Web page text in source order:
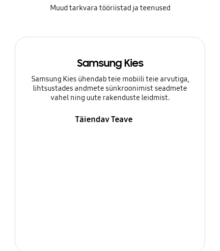
Muud tarkvara tööriistad ja teenused
Samsung Kies
Samsung Kies ühendab teie mobiili teie arvutiga,
lihtsustades andmete sünkroonimist seadmete
vahel ning uute rakenduste leidmist.
Täiendav Teave